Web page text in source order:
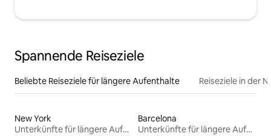
Spannende Reiseziele
Beliebte Reiseziele für längere Aufenthalte Reiseziele in der
New York
Unterkünfte für längere Aufenthalte
Barcelona
Unterkünfte für längere Aufenthalte